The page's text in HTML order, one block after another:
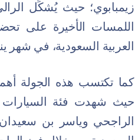
زيمبابوي؛ حيث يُشكِّل
العربية السعودية، في شهر
كما تكتسب هذه الجولة
الراجحي وياسر بن